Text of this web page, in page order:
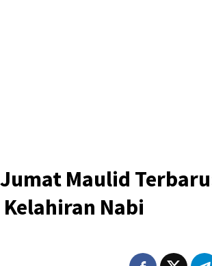
Maulid
Nabi